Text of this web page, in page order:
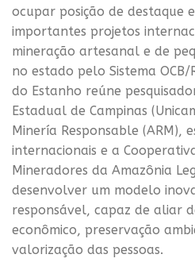
ocupar posição de destaque
importantes projetos
mineração artesanal e de
no estado pelo Sistema OCB/
do Estanho reúne
Estadual de Campinas
Minería Responsable (ARM),
internacionais e a
Mineradores da Amazônia
desenvolver um modelo
responsável, capaz de aliar
econômico, preservação
valorização das pessoas.